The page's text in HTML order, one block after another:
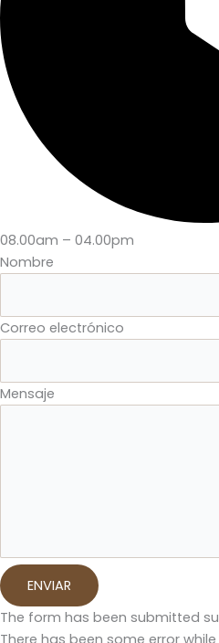
08.00am – 04.00pm
Nombre
Correo electrónico
Mensaje
ENVIAR
The form has been submitted